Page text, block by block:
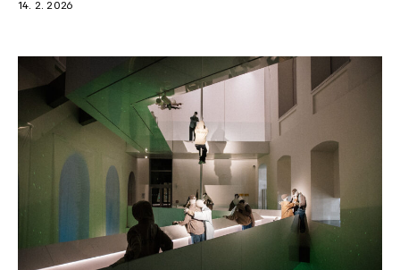
14. 2. 2026